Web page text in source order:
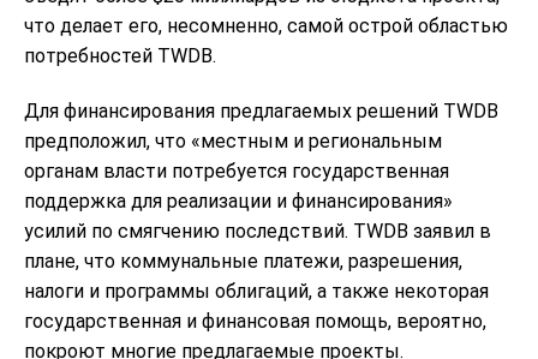
что делает его, несомненно, самой острой областью
потребностей TWDB.
Для финансирования предлагаемых решений TWDB
предположил, что «местным и региональным
органам власти потребуется государственная
поддержка для реализации и финансирования»
усилий по смягчению последствий. TWDB заявил в
плане, что коммунальные платежи, разрешения,
налоги и программы облигаций, а также некоторая
государственная и финансовая помощь, вероятно,
покроют многие предлагаемые проекты.